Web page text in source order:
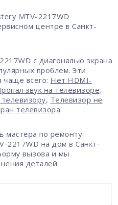
MTV-2217WD
центре в Санкт-
с диагональю экрана
проблем. Эти
чаще всего: Нет HDMI-
звук на телевизоре,
, Телевизор не
телевизора.
мастера по ремонту
2217WD на дом в Санкт-
вызова и мы
деталей.